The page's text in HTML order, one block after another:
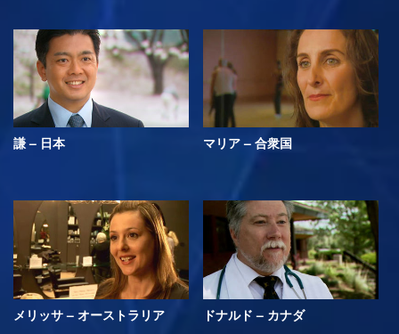
謙 – 日本 マリア – 合衆国
メリッサ – オーストラリア ドナルド – カナダ